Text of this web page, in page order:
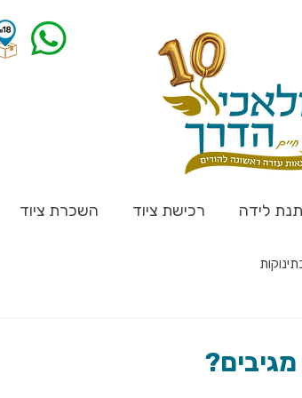
לידה רכישת ציוד השכרת ציוד